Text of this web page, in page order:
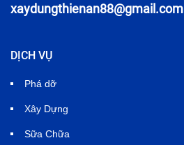
xaydungthienan88@gmail.com
DỊCH VỤ
Phá dỡ
Xây Dựng
Sữa Chữa